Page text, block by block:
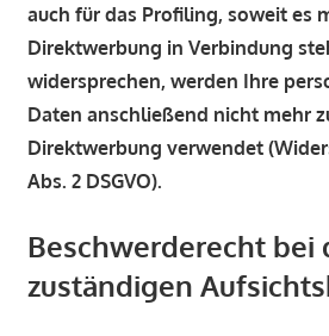
auch für das Profiling, soweit es
Direktwerbung in Verbindung
widersprechen, werden Ihre
Daten anschließend nicht mehr
Direktwerbung verwendet
Abs. 2 DSGVO).
Beschwerderecht bei
zuständigen